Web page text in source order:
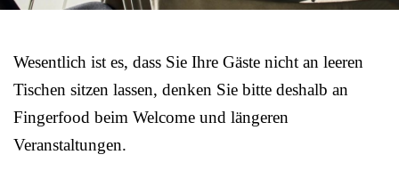
Wesentlich ist es, dass Sie Ihre Gäste nicht an leeren
Tischen sitzen lassen, denken Sie bitte deshalb an
Fingerfood beim Welcome und längeren
Veranstaltungen.